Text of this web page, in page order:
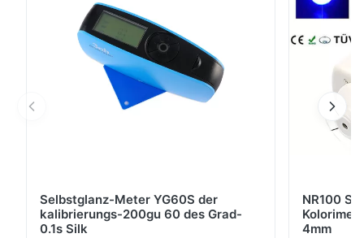
Grad-Betrachtungswinkel), einwilligen ...
Selbstglanz-Meter YG60S der
kalibrierungs-200gu 60 des Grad-
0.1s Silk
NR100
4mm